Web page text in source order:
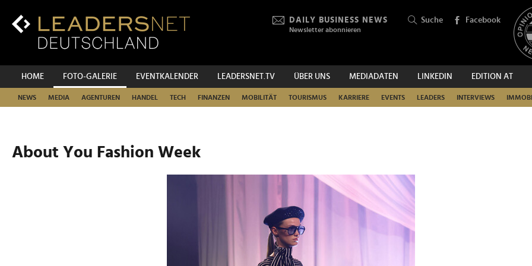
Inhalt
Hauptnavigation
DAILY BUSINESS NEWS
Newsletter abonnieren
Suche Facebook
HOME FOTO-GALERIE EVENTKALENDER LEADERSNET.TV ÜBER UNS MEDIADATEN LINKEDIN EDITION AT
NEWS MEDIA AGENTUREN HANDEL TECH FINANZEN MOBILITÄT TOURISMUS KARRIERE EVENTS LEADERS INTERVIEWS
SUCHEN
About You Fashion Week